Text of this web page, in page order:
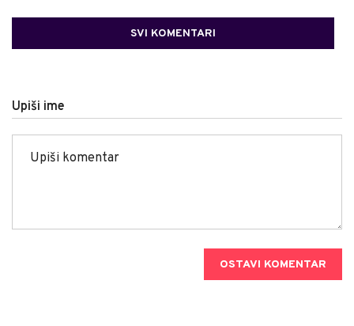
SVI KOMENTARI
Upiši ime
OSTAVI KOMENTAR